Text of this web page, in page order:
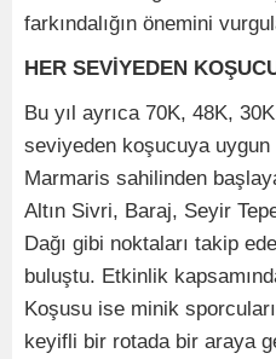
farkındalığın önemini
HER SEVİYEDEN
Bu yıl ayrıca 70K, 48K,
seviyeden koşucuya uygun
Marmaris sahilinden
Altın Sivri, Baraj, Seyir
Dağı gibi noktaları takip
buluştu. Etkinlik
Koşusu ise minik
keyifli bir rotada bir araya